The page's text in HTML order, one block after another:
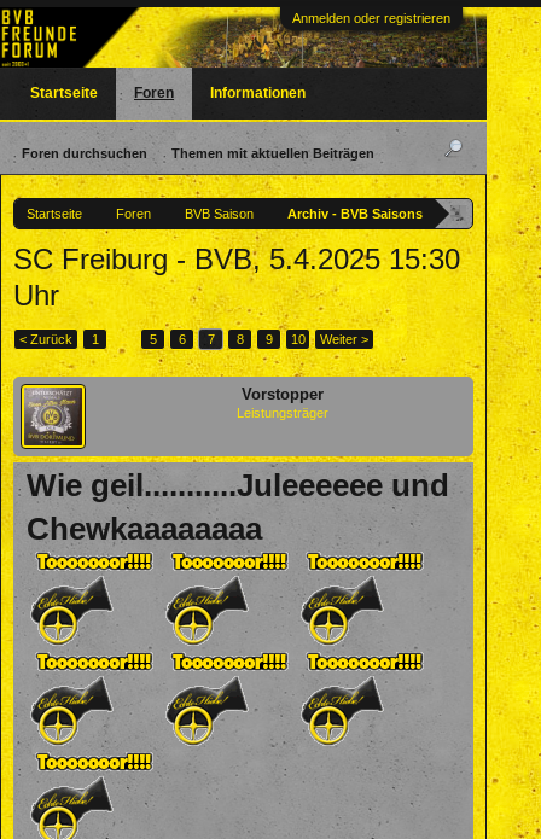
Anmelden oder registrieren
Startseite Foren BVB Saison Archiv - BVB Saisons
SC Freiburg - BVB, 5.4.2025 15:30
Uhr
< Zurück 1 ← 5 6 7 8 9 10 Weiter >
Vorstopper
Leistungsträger
Wie geil...........Juleeeeee und
Chewkaaaaaaaa
Startseite Foren
Foren durchsuchen Themen mit aktuellen Beiträgen
Informationen